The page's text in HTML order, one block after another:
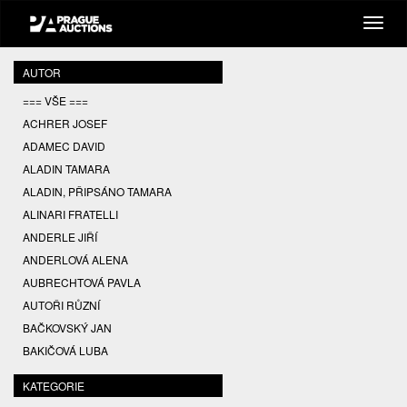
AUTOR
=== VŠE ===
ACHRER JOSEF
ADAMEC DAVID
ALADIN TAMARA
ALADIN, PŘIPSÁNO TAMARA
ALINARI FRATELLI
ANDERLE JIŘÍ
ANDERLOVÁ ALENA
AUBRECHTOVÁ PAVLA
AUTOŘI RŮZNÍ
BAČKOVSKÝ JAN
BAKIČOVÁ LUBA
BALCAR JIŘÍ
BALCAR KAREL
KATEGORIE